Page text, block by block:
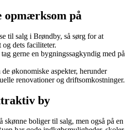
opmærksom på
til salg i Brøndby, så sørg for at
og dets faciliteter.
gerne en bygningssagkyndig med på
økonomiske aspekter, herunder
renovationer og driftsomkostninger.
by
boliger til salg, men også på en